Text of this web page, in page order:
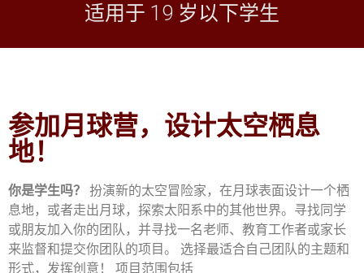
适用于 19 岁以下学生
参加月球营，设计太空栖息
地！
你是学生吗？
扮演新的太空冒险家，在月球表面设计一个栖
息地，或者走出月球，探索太阳系中的其他世界。寻找同学
或朋友加入你的团队，并寻找一名老师、教育工作者或家长
来监督和提交你团队的项目。 选择最适合自己团队的主题和
形式，发挥创意！ 项目范围包括